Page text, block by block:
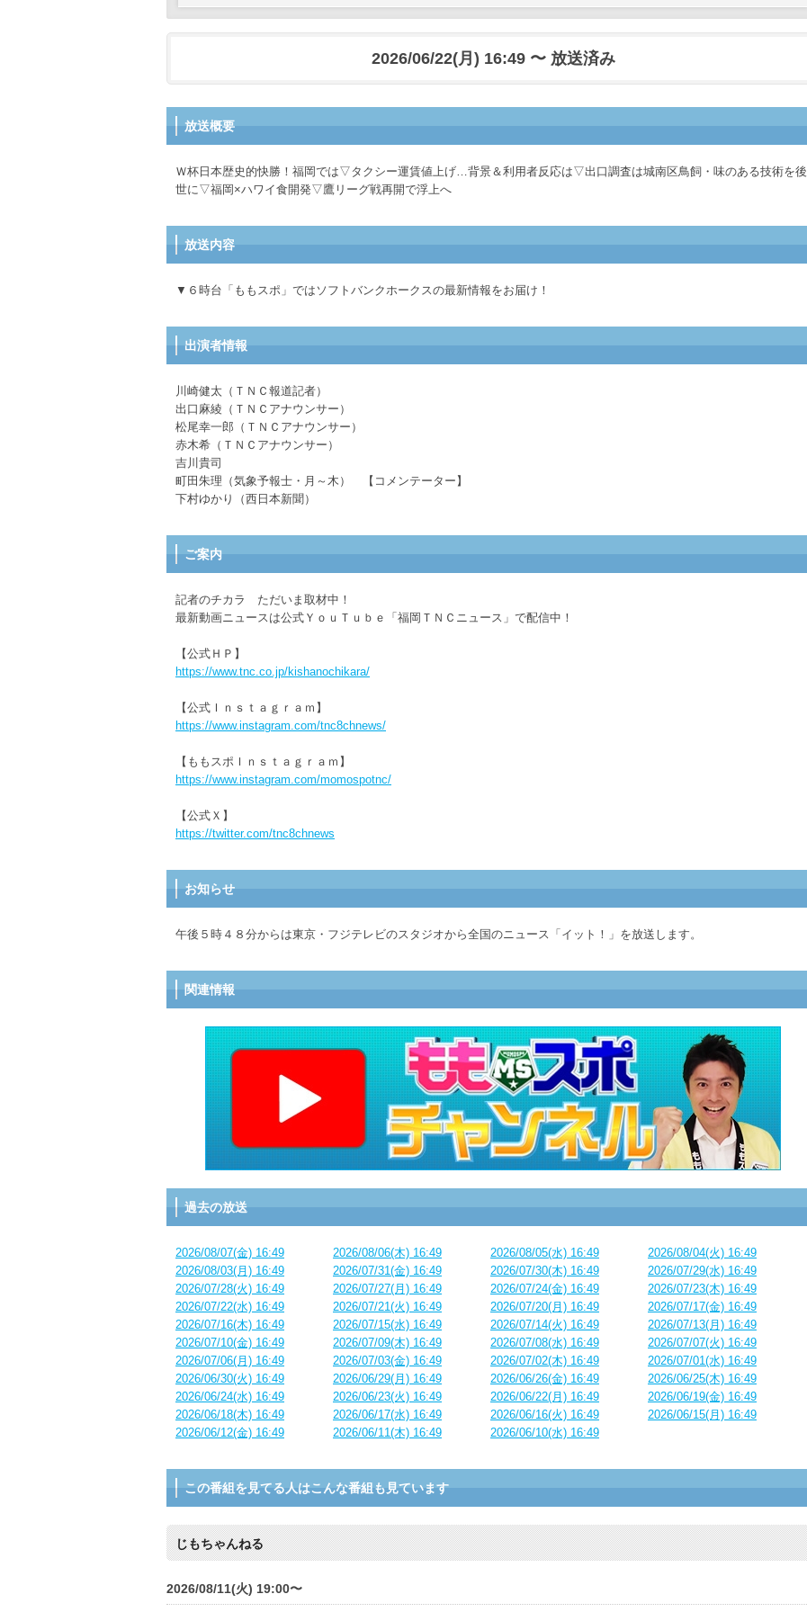
2026/06/22(月) 16:49 〜 放送済み
放送概要
Ｗ杯日本歴史的快勝！福岡では▽タクシー運賃値上げ…背景＆利用者反応は▽出口調査は城南区鳥飼・味のある技術を後
世に▽福岡×ハワイ食開発▽鷹リーグ戦再開で浮上へ
放送内容
▼６時台「ももスポ」ではソフトバンクホークスの最新情報をお届け！
出演者情報
川崎健太（ＴＮＣ報道記者）
出口麻綾（ＴＮＣアナウンサー）
松尾幸一郎（ＴＮＣアナウンサー）
赤木希（ＴＮＣアナウンサー）
吉川貴司
町田朱理（気象予報士・月～木） 【コメンテーター】
下村ゆかり（西日本新聞）
ご案内
記者のチカラ ただいま取材中！
最新動画ニュースは公式ＹｏｕＴｕｂｅ「福岡ＴＮＣニュース」で配信中！
【公式ＨＰ】
https://www.tnc.co.jp/kishanochikara/
【公式Ｉｎｓｔａｇｒａｍ】
https://www.instagram.com/tnc8chnews/
【ももスポＩｎｓｔａｇｒａｍ】
https://www.instagram.com/momospotnc/
【公式Ｘ】
https://twitter.com/tnc8chnews
お知らせ
午後５時４８分からは東京・フジテレビのスタジオから全国のニュース「イット！」を放送します。
関連情報
過去の放送
2026/08/07(金) 16:49 2026/08/06(木) 16:49 2026/08/05(水) 16:49
2026/08/04(火) 16:49
2026/08/03(月) 16:49
2026/07/31(金) 16:49 2026/07/30(木) 16:49
2026/07/29(水) 16:49
2026/07/28(火) 16:49
2026/07/27(月) 16:49 2026/07/24(金) 16:49
2026/07/23(木) 16:49
2026/07/22(水) 16:49
2026/07/21(火) 16:49 2026/07/20(月) 16:49
2026/07/17(金) 16:49
2026/07/16(木) 16:49
2026/07/15(水) 16:49 2026/07/14(火) 16:49
2026/07/13(月) 16:49
2026/07/10(金) 16:49
2026/07/09(木) 16:49 2026/07/08(水) 16:49
2026/07/07(火) 16:49
2026/07/06(月) 16:49
2026/07/03(金) 16:49 2026/07/02(木) 16:49
2026/07/01(水) 16:49
2026/06/30(火) 16:49
2026/06/29(月) 16:49 2026/06/26(金) 16:49
2026/06/25(木) 16:49
2026/06/24(水) 16:49
2026/06/23(火) 16:49 2026/06/22(月) 16:49
2026/06/19(金) 16:49
2026/06/18(木) 16:49
2026/06/17(水) 16:49 2026/06/16(火) 16:49
2026/06/15(月) 16:49
2026/06/12(金) 16:49
2026/06/11(木) 16:49 2026/06/10(水) 16:49
この番組を見てる人はこんな番組も見ています
じもちゃんねる
2026/08/11(火) 19:00〜